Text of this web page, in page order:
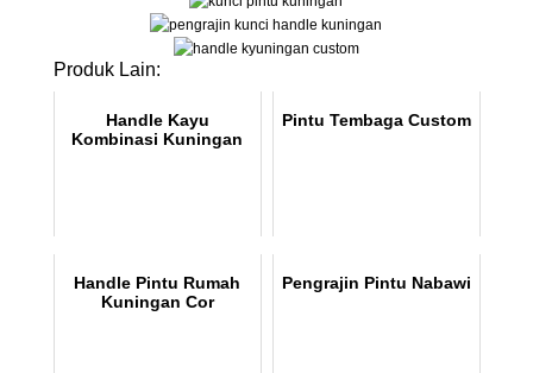
Produk Lain:
Handle Kayu
Kombinasi Kuningan
Pintu Tembaga Custom
Handle Pintu Rumah
Kuningan Cor
Pengrajin Pintu Nabawi